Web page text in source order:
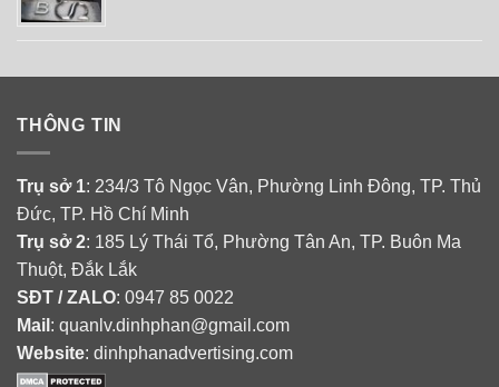
THÔNG TIN
Trụ sở 1: 234/3 Tô Ngọc Vân, Phường Linh Đông, TP. Thủ
Đức, TP. Hồ Chí Minh
Trụ sở 2: 185 Lý Thái Tổ, Phường Tân An, TP. Buôn Ma
Thuột, Đắk Lắk
SĐT / ZALO: 0947 85 0022
Mail : quanlv.dinhphan@gmail.com
Website: dinhphanadvertising.com